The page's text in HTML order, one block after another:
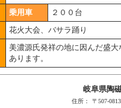
乗用車
２００台
花火大会、バサラ踊り
美濃源氏発祥の地に因んだ盛
あります。
岐阜県陶
住所：
〒507-